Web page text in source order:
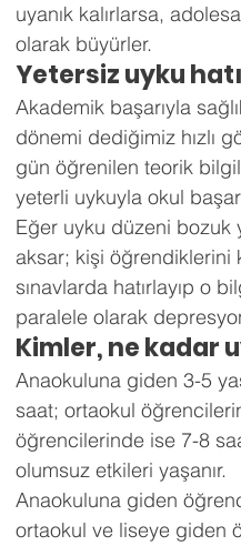
uyanık kalırlarsa,
olarak büyürler.
Yetersiz uyku
Akademik başarıyla
dönemi dediğimiz hızlı
gün öğrenilen teorik
yeterli uykuyla okul
Eğer uyku düzeni
aksar; kişi öğrendiklerini
sınavlarda hatırlayıp o
paralele olarak
Kimler, ne kadar
Anaokuluna giden 3-5
saat; ortaokul
öğrencilerinde ise 7-8
olumsuz etkileri yaşanır.
Anaokuluna giden
ortaokul ve liseye giden